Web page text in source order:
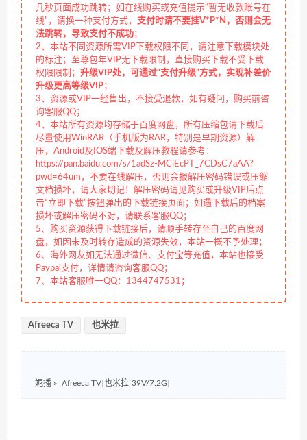
几秒页面成功跳转；如在线购买或充值提示“暂无收款账号在
线”，请换一种支付方式， 支付时请不要挂V*P*N，否则会无
法跳转，导致支付不成功；
2、本站不同资源所需VIP下载权限不同，请注意下载模块处
的标注；至尊包年VIP无下载限制，直接购买下载不受下载
权限限制； 升级VIP处，可通过“支付升级”方式，实现补差价
升级更高等级VIP；
3、资源或VIP一经售出，不接受退款，如有疑问，购买前咨
询客服QQ；
4、本站所有资源均存储于百度网盘，所有压缩包请下载后
尽量使用WinRAR（手机版为RAR，特别是早期资源）解
压，Android及IOS端下载及解压教程请参考：
https://pan.baidu.com/s/1adSz-MCiEcPT_7CDsC7aAA?
pwd=64um，不要在线解压，否则会报解压密码错误或压缩
文档损坏，请大家切记！解压密码请见购买或升级VIP后点
击“立即下载”按钮弹出的下载链接页面；如遇下载后的档案
损坏或解压密码不对，请联系客服QQ；
5、购买资源获得下载链接后，请顺手转存至自己的百度网
盘，如因未及时转存造成的资源失效，本站一概不予处理；
6、海外网友如无法通过微信、支付宝等充值，本站也接受
Paypal支付，详情请咨询客服QQ；
7、本站客服唯一QQ：1344747531；
Afreeca TV 也米拉
妮播 » [Afreeca TV]也米拉[39V/7.2G]